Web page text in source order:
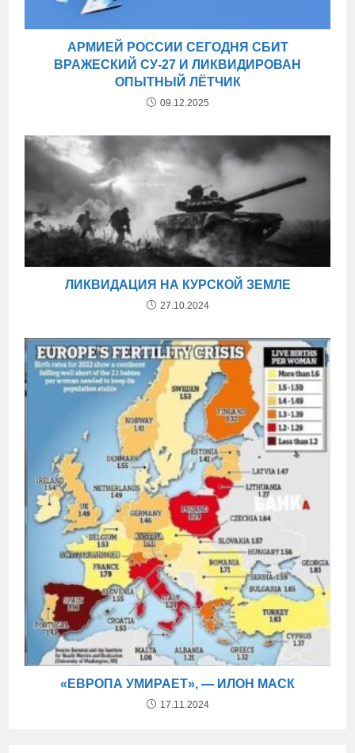
АРМИЕЙ РОССИИ СЕГОДНЯ СБИТ
ВРАЖЕСКИЙ СУ-27 И ЛИКВИДИРОВАН
ОПЫТНЫЙ ЛЁТЧИК
09.12.2025
ЛИКВИДАЦИЯ НА КУРСКОЙ ЗЕМЛЕ
27.10.2024
«ЕВРОПА УМИРАЕТ», — ИЛОН МАСК
17.11.2024